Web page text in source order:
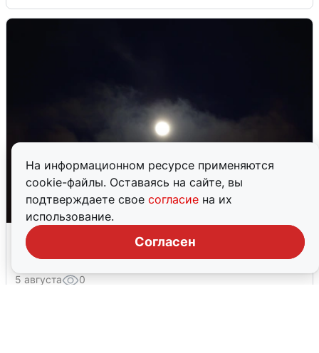
На информационном ресурсе применяются
cookie-файлы. Оставаясь на сайте, вы
подтверждаете свое согласие на их
использование.
Согласен
Взрывы в Воронеже после сигнала
тревоги
5 августа 0